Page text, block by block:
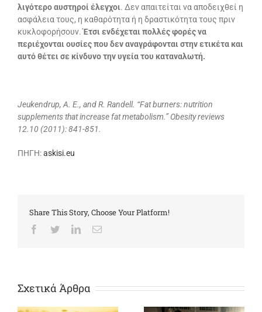
λιγότερο αυστηροί έλεγχοι. Δεν απαιτείται να αποδειχθεί η
ασφάλεια τους, η καθαρότητα ή η δραστικότητα τους πριν
κυκλοφορήσουν.Έτσι ενδέχεται πολλές φορές να
περιέχονται ουσίες που δεν αναγράφονται στην ετικέτα και
αυτό θέτει σε κίνδυνο την υγεία του καταναλωτή.
Jeukendrup, A. E., and R. Randell. “Fat burners: nutrition
supplements that increase fat metabolism.” Obesity reviews
12.10 (2011): 841-851.
ΠΗΓΗ:askisi.eu
Share This Story, Choose Your Platform!
Facebook
TwitterLinkedInEmail
Σχετικά Άρθρα